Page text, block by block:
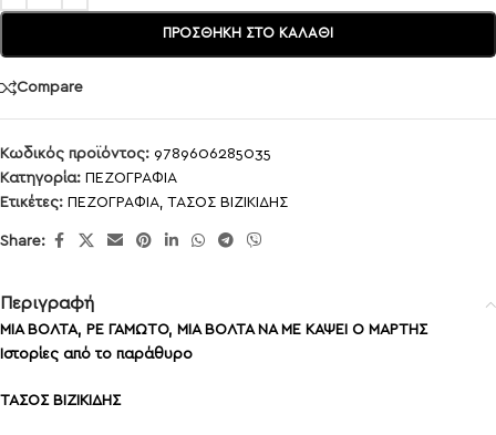
ΠΡΟΣΘΉΚΗ ΣΤΟ ΚΑΛΆΘΙ
Compare
Κωδικός προϊόντος: 9789606285035
Κατηγορία: ΠΕΖΟΓΡΑΦΙΑ
Ετικέτες: ΠΕΖΟΓΡΑΦΙΑ ΤΑΣΟΣ ΒΙΖΙΚΙΔΗΣ
Share:
Περιγραφή
ΜΙΑ ΒΟΛΤΑ, ΡΕ ΓΑΜΩΤΟ, ΜΙΑ ΒΟΛΤΑ ΝΑ ΜΕ ΚΑΨΕΙ Ο ΜΑΡΤΗΣ
Ιστορίες από το παράθυρο
ΤΑΣΟΣ ΒΙΖΙΚΙΔΗΣ